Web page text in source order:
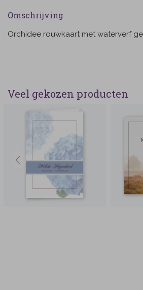
Omschrijving
Orchidee rouwkaart met waterverf
Veel gekozen producten